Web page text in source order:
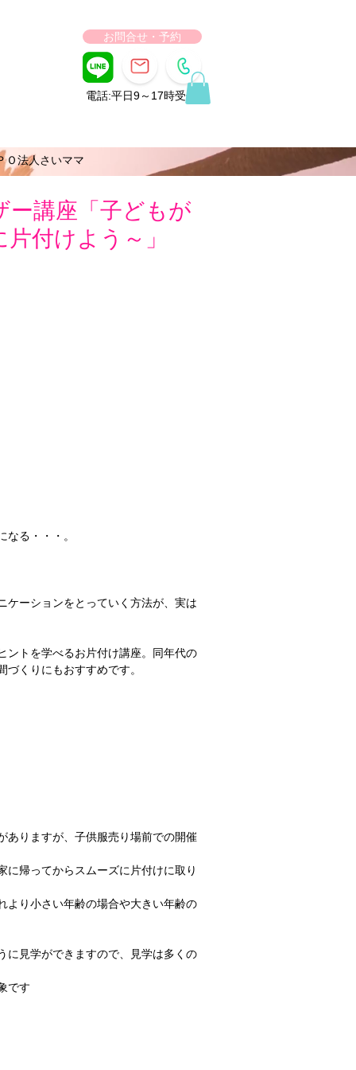
電話:平日9～17時受付
お問合せ・予約
Ｏ法人さいママ
ー講座「子どもが
付けよう～」
なる・・・。
ケーションをとっていく方法が、実は
ントを学べるお片付け講座。同年代の
づくりにもおすすめです。
りますが、子供服売り場前での開催
帰ってからスムーズに片付けに取り
より小さい年齢の場合や大きい年齢の
に見学ができますので、見学は多くの
です